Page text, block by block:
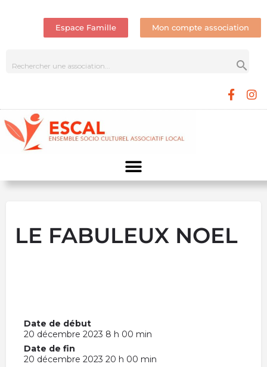
Espace Famille Mon compte association
LE FABULEUX NOEL
Date de début
20 décembre 2023 8 h 00 min
Date de fin
20 décembre 2023 20 h 00 min